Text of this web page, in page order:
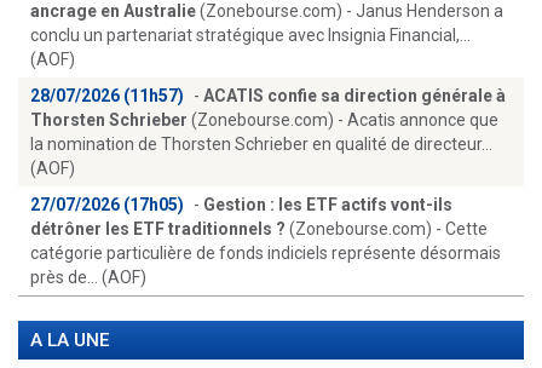
ancrage en Australie(Zonebourse.com) - Janus Henderson a
conclu un partenariat stratégique avec Insignia Financial,...
(AOF)
28/07/2026 (11h57)
- ACATIS confie sa direction générale à
Thorsten Schrieber (Zonebourse.com) - Acatis annonce que
la nomination de Thorsten Schrieber en qualité de directeur...
(AOF)
27/07/2026 (17h05)
- Gestion : les ETF actifs vont-ils
détrôner les ETF traditionnels ? (Zonebourse.com) - Cette
catégorie particulière de fonds indiciels représente désormais
près de... (AOF)
A LA UNE